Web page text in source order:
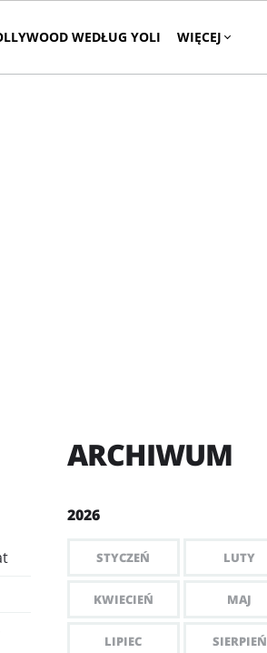
WEDŁUG YOLI WIĘCEJ
ARCHIWUM
2026
STYCZEŃ LUTY
KWIECIEŃ MAJ
LIPIEC SIERPIEŃ